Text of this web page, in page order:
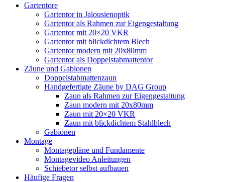
Gartentore
Gartentor in Jalousienoptik
Gartentor als Rahmen zur Eigengestaltung
Gartentor mit 20×20 VKR
Gartentor mit blickdichtem Blech
Gartentor modern mit 20x80mm
Gartentor als Doppelstabmattentor
Zäune und Gabionen
Doppelstabmattenzaun
Handgefertigte Zäune by DAG Group
Zaun als Rahmen zur Eigengestaltung
Zaun modern mit 20x80mm
Zaun mit 20×20 VKR
Zaun mit blickdichtem Stahlblech
Gabionen
Montage
Montagepläne und Fundamente
Montagevideo Anleitungen
Schiebetor selbst aufbauen
Häufige Fragen